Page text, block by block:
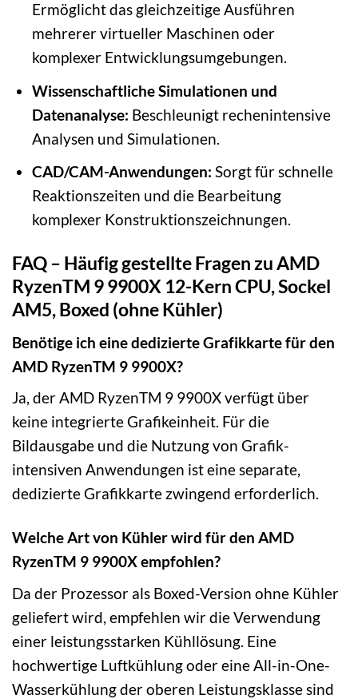
Ermöglicht das gleichzeitige Ausführen
mehrerer virtueller Maschinen oder
komplexer Entwicklungsumgebungen.
Wissenschaftliche Simulationen und
Datenanalyse: Beschleunigt rechenintensive
Analysen und Simulationen.
CAD/CAM-Anwendungen: Sorgt für schnelle
Reaktionszeiten und die Bearbeitung
komplexer Konstruktionszeichnungen.
FAQ – Häufig gestellte Fragen zu AMD
RyzenTM 9 9900X 12-Kern CPU, Sockel
AM5, Boxed (ohne Kühler)
Benötige ich eine dedizierte Grafikkarte für den
AMD RyzenTM 9 9900X?
Ja, der AMD RyzenTM 9 9900X verfügt über
keine integrierte Grafikeinheit. Für die
Bildausgabe und die Nutzung von Grafik-
intensiven Anwendungen ist eine separate,
dedizierte Grafikkarte zwingend erforderlich.
Welche Art von Kühler wird für den AMD
RyzenTM 9 9900X empfohlen?
Da der Prozessor als Boxed-Version ohne Kühler
geliefert wird, empfehlen wir die Verwendung
einer leistungsstarken Kühllösung. Eine
hochwertige Luftkühlung oder eine All-in-One-
Wasserkühlung der oberen Leistungsklasse sind